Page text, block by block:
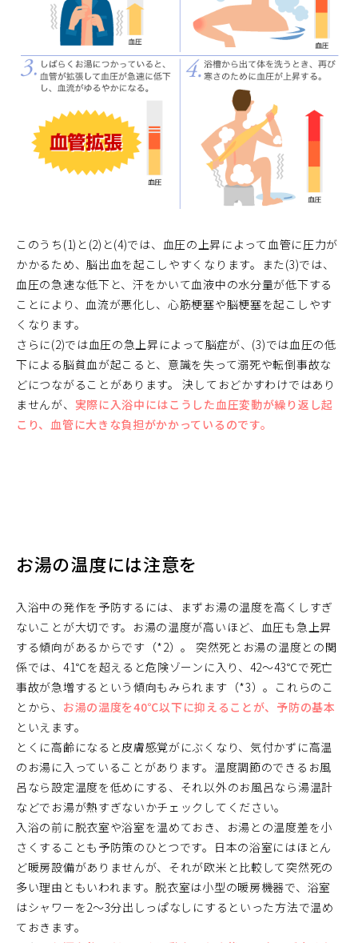
このうち(1)と(2)と(4)では、血圧の上昇によって血管に圧力が
かかるため、脳出血を起こしやすくなります。また(3)では、
血圧の急速な低下と、汗をかいて血液中の水分量が低下する
ことにより、血流が悪化し、心筋梗塞や脳梗塞を起こしやす
くなります。
さらに(2)では血圧の急上昇によって脳症が、(3)では血圧の低
下による脳貧血が起こると、意識を失って溺死や転倒事故な
どにつながることがあります。 決しておどかすわけではあり
ませんが、 実際に入浴中にはこうした血圧変動が繰り返し起
こり、血管に大きな負担がかかっているのです。
お湯の温度には注意を
入浴中の発作を予防するには、まずお湯の温度を高くしすぎ
ないことが大切です。お湯の温度が高いほど、血圧も急上昇
する傾向があるからです（*2）。 突然死とお湯の温度との関
係では、41℃を超えると危険ゾーンに入り、42～43℃で死亡
事故が急増するという傾向もみられます（*3）。これらのこ
とから、 お湯の温度を40℃以下に抑えることが、予防の基本
といえます。
とくに高齢になると皮膚感覚がにぶくなり、気付かずに高温
のお湯に入っていることがあります。温度調節のできるお風
呂なら設定温度を低めにする、それ以外のお風呂なら湯温計
などでお湯が熱すぎないかチェックしてください。
入浴の前に脱衣室や浴室を温めておき、お湯との温度差を小
さくすることも予防策のひとつです。日本の浴室にはほとん
ど暖房設備がありませんが、それが欧米と比較して突然死の
多い理由ともいわれます。脱衣室は小型の暖房機器で、浴室
はシャワーを2～3分出しっぱなしにするといった方法で温め
ておきます。